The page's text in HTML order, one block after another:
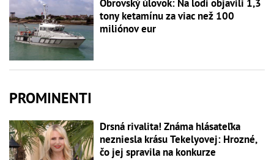
Obrovský úlovok: Na lodi objavili 1,3
tony ketamínu za viac než 100
miliónov eur
PROMINENTI
Drsná rivalita! Známa hlásateľka
nezniesla krásu Tekelyovej: Hrozné,
čo jej spravila na konkurze